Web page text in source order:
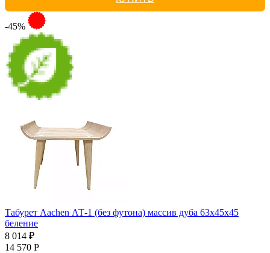
-45%
Табурет Aachen АТ-1 (без футона) массив дуба 63х45х45
беление
8 014 ₽
14 570 Р